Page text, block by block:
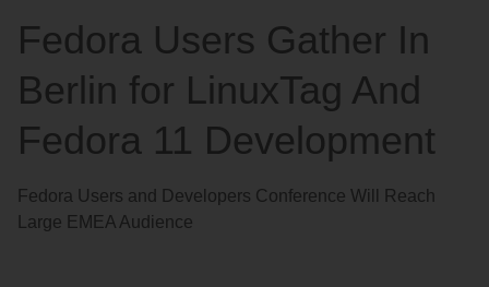
Fedora Users Gather In
Berlin for LinuxTag And
Fedora 11 Development
Fedora Users and Developers Conference Will Reach
Large EMEA Audience